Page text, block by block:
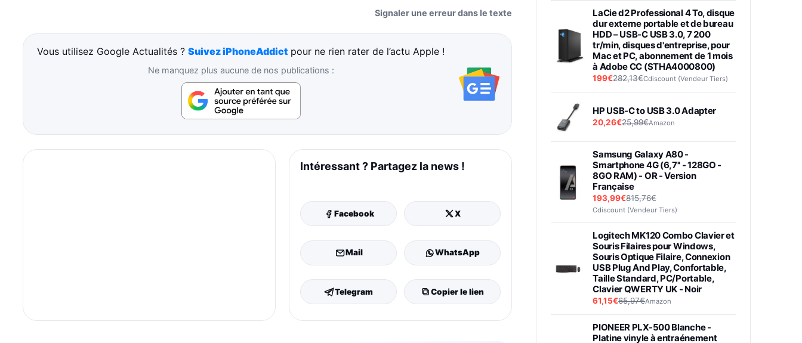
Signaler une erreur dans le texte
Vous utilisez Google Actualités ?Suivez iPhoneAddict pour ne rien rater de l’actu Apple !
Ne manquez plus aucune de nos publications :
Intéressant ? Partagez la news !
Facebook X
Mail WhatsApp
Telegram Copier le lien
LaCie d2 Professional 4 To, disque
dur externe portable et de bureau
HDD – USB-C USB 3.0, 7 200
tr/min, disques d'entreprise, pour
Mac et PC, abonnement de 1 mois
à Adobe CC (STHA4000800)
199€282,13€Cdiscount (Vendeur Tiers)
HP USB-C to USB 3.0 Adapter
20,26€25,99€Amazon
Samsung Galaxy A80 -
Smartphone 4G (6,7'' - 128GO -
8GO RAM) - OR - Version
Française
193,99€815,76€
Cdiscount (Vendeur Tiers)
Logitech MK120 Combo Clavier et
Souris Filaires pour Windows,
Souris Optique Filaire, Connexion
USB Plug And Play, Confortable,
Taille Standard, PC/Portable,
Clavier QWERTY UK - Noir
61,15€65,97€Amazon
PIONEER PLX-500 Blanche -
Platine vinyle à entraénement